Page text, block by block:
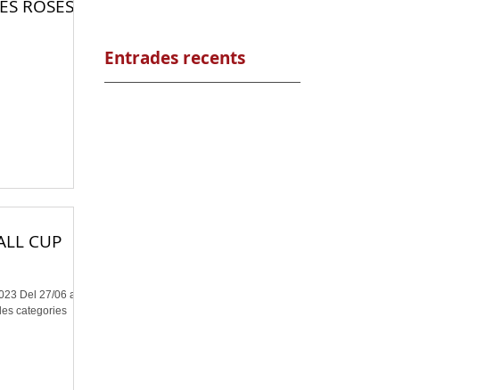
ROSES
CUP
Del 27/06 a
categories
Entrades recents